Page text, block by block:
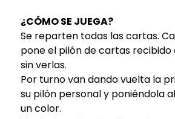
¿CÓMO SE JUEGA?
Se reparten todas las cartas.
pone el pilón de cartas recibido
sin verlas.
Por turno van dando vuelta la
su pilón personal y poniéndola
un color.